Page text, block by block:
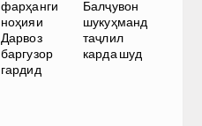
фарҳанги
ноҳияи
Дарвоз
баргузор
гардид
Балҷувон
шукуҳманд
таҷлил
карда шуд